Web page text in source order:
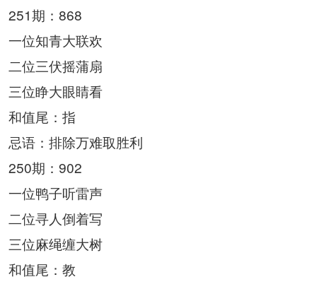
251期：868
一位知青大联欢
二位三伏摇蒲扇
三位睁大眼睛看
和值尾：指
忌语：排除万难取胜利
250期：902
一位鸭子听雷声
二位寻人倒着写
三位麻绳缠大树
和值尾：教